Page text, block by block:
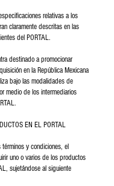
relativas a los
claramente descritas en las
del PORTAL.
destinado a promocionar
en la República Mexicana
bajo las modalidades de
medio de los intermediarios
EN EL PORTAL
y condiciones, el
uno o varios de los productos
sujetándose al siguiente